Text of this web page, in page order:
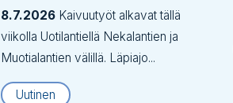
8.7.2026Kaivuutyöt alkavat tällä
viikolla Uotilantiellä Nekalantien ja
Muotialantien välillä. Läpiajo...
Uutinen